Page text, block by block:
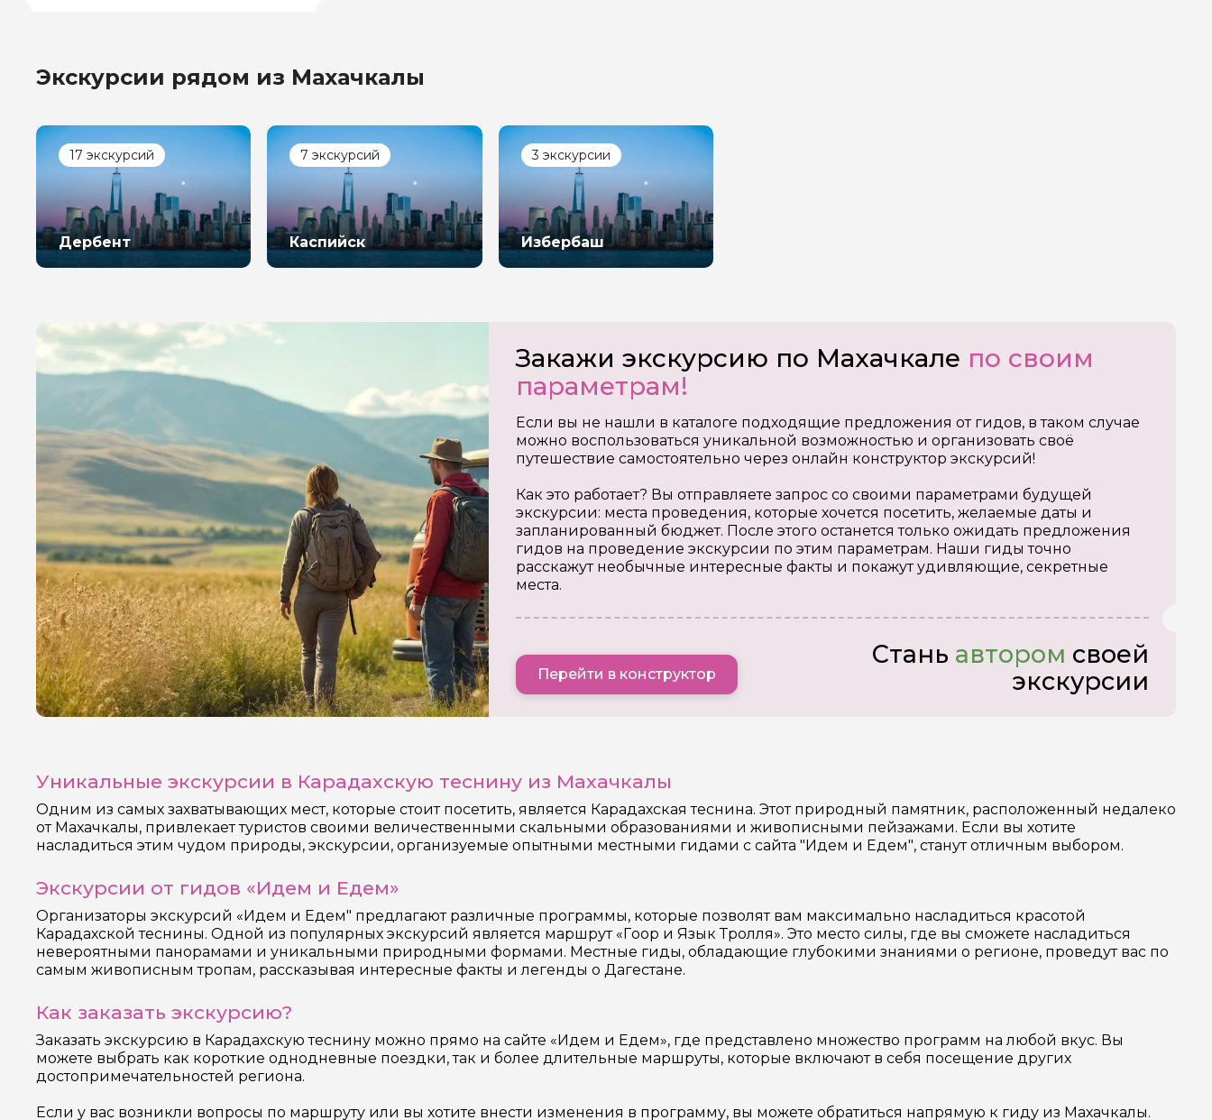
Экскурсии рядом из Махачкалы
17 экскурсий
Дербент
7 экскурсий
Каспийск
3 экскурсии
Избербаш
Закажи экскурсию по Махачкале по своим
параметрам!
Если вы не нашли в каталоге подходящие предложения от гидов, в таком случае
можно воспользоваться уникальной возможностью и организовать своё
путешествие самостоятельно через онлайн конструктор экскурсий!
Как это работает? Вы отправляете запрос со своими параметрами будущей
экскурсии: места проведения, которые хочется посетить, желаемые даты и
запланированный бюджет. После этого останется только ожидать предложения
гидов на проведение экскурсии по этим параметрам. Наши гиды точно
расскажут необычные интересные факты и покажут удивляющие, секретные
места.
Перейти в конструктор
Стань автором своей
экскурсии
Уникальные экскурсии в Карадахскую теснину из Махачкалы
Одним из самых захватывающих мест, которые стоит посетить, является Карадахская теснина. Этот природный памятник, расположенный недалеко
от Махачкалы, привлекает туристов своими величественными скальными образованиями и живописными пейзажами. Если вы хотите
насладиться этим чудом природы, экскурсии, организуемые опытными местными гидами с сайта "Идем и Едем", станут отличным выбором.
Экскурсии от гидов «Идем и Едем»
Организаторы экскурсий «Идем и Едем" предлагают различные программы, которые позволят вам максимально насладиться красотой
Карадахской теснины. Одной из популярных экскурсий является маршрут «Гоор и Язык Тролля». Это место силы, где вы сможете насладиться
невероятными панорамами и уникальными природными формами. Местные гиды, обладающие глубокими знаниями о регионе, проведут вас по
самым живописным тропам, рассказывая интересные факты и легенды о Дагестане.
Как заказать экскурсию?
Заказать экскурсию в Карадахскую теснину можно прямо на сайте «Идем и Едем», где представлено множество программ на любой вкус. Вы
можете выбрать как короткие однодневные поездки, так и более длительные маршруты, которые включают в себя посещение других
достопримечательностей региона.
Если у вас возникли вопросы по маршруту или вы хотите внести изменения в программу, вы можете обратиться напрямую к гиду из Махачкалы.